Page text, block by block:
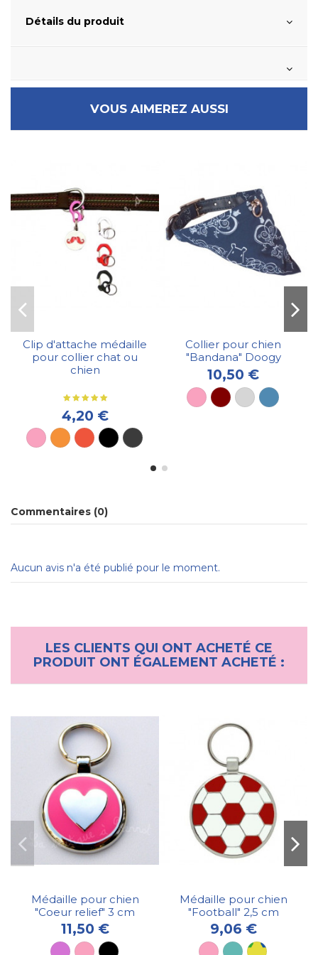
Détails du produit
VOUS AIMEREZ AUSSI
Clip d'attache médaille
pour collier chat ou
chien
4,20 €
Collier pour chien
"Bandana" Doogy
10,50 €
Collier pour chien "Surf"
Commentaires (0)
Aucun avis n'a été publié pour le moment.
LES CLIENTS QUI ONT ACHETÉ CE
PRODUIT ONT ÉGALEMENT ACHETÉ :
Médaille pour chien
"Coeur relief" 3 cm
11,50 €
Médaille pour chien
"Football" 2,5 cm
9,06 €